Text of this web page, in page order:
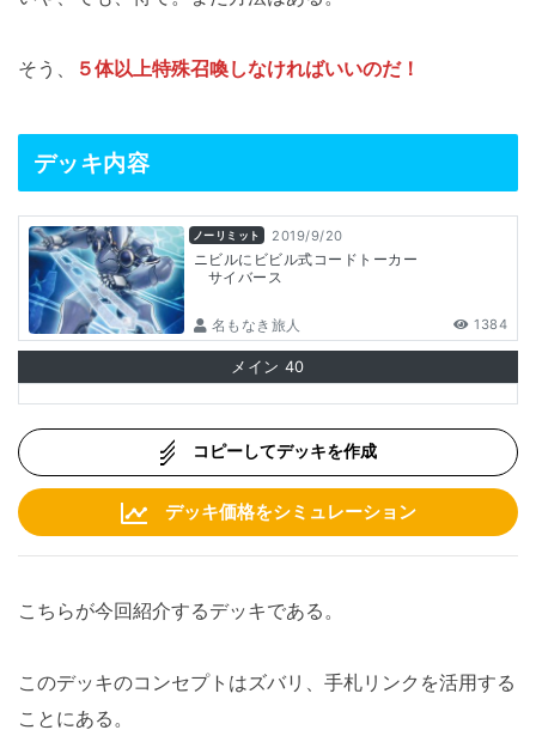
そう、 ５体以上特殊召喚しなければいいのだ！
デッキ内容
ノーリミット 2019/9/20
ニビルにビビル式コードトーカー
サイバース
名もなき旅人 1384
メイン 40
コピーしてデッキを作成
デッキ価格をシミュレーション
こちらが今回紹介するデッキである。
このデッキのコンセプトはズバリ、手札リンクを活用する
ことにある。